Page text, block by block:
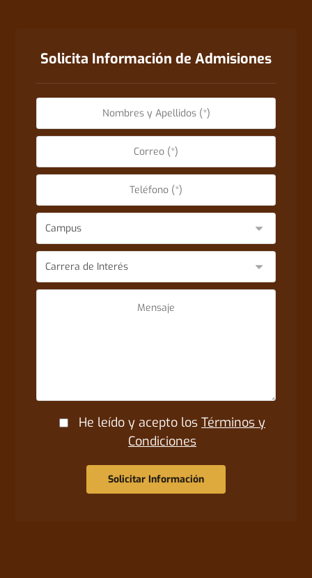
Solicita Información de Admisiones
He leído y acepto los Términos y
Condiciones
Solicitar Información